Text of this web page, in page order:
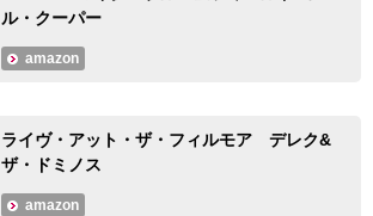
ル・クーパー
amazon
ライヴ・アット・ザ・フィルモア デレク&
ザ・ドミノス
amazon